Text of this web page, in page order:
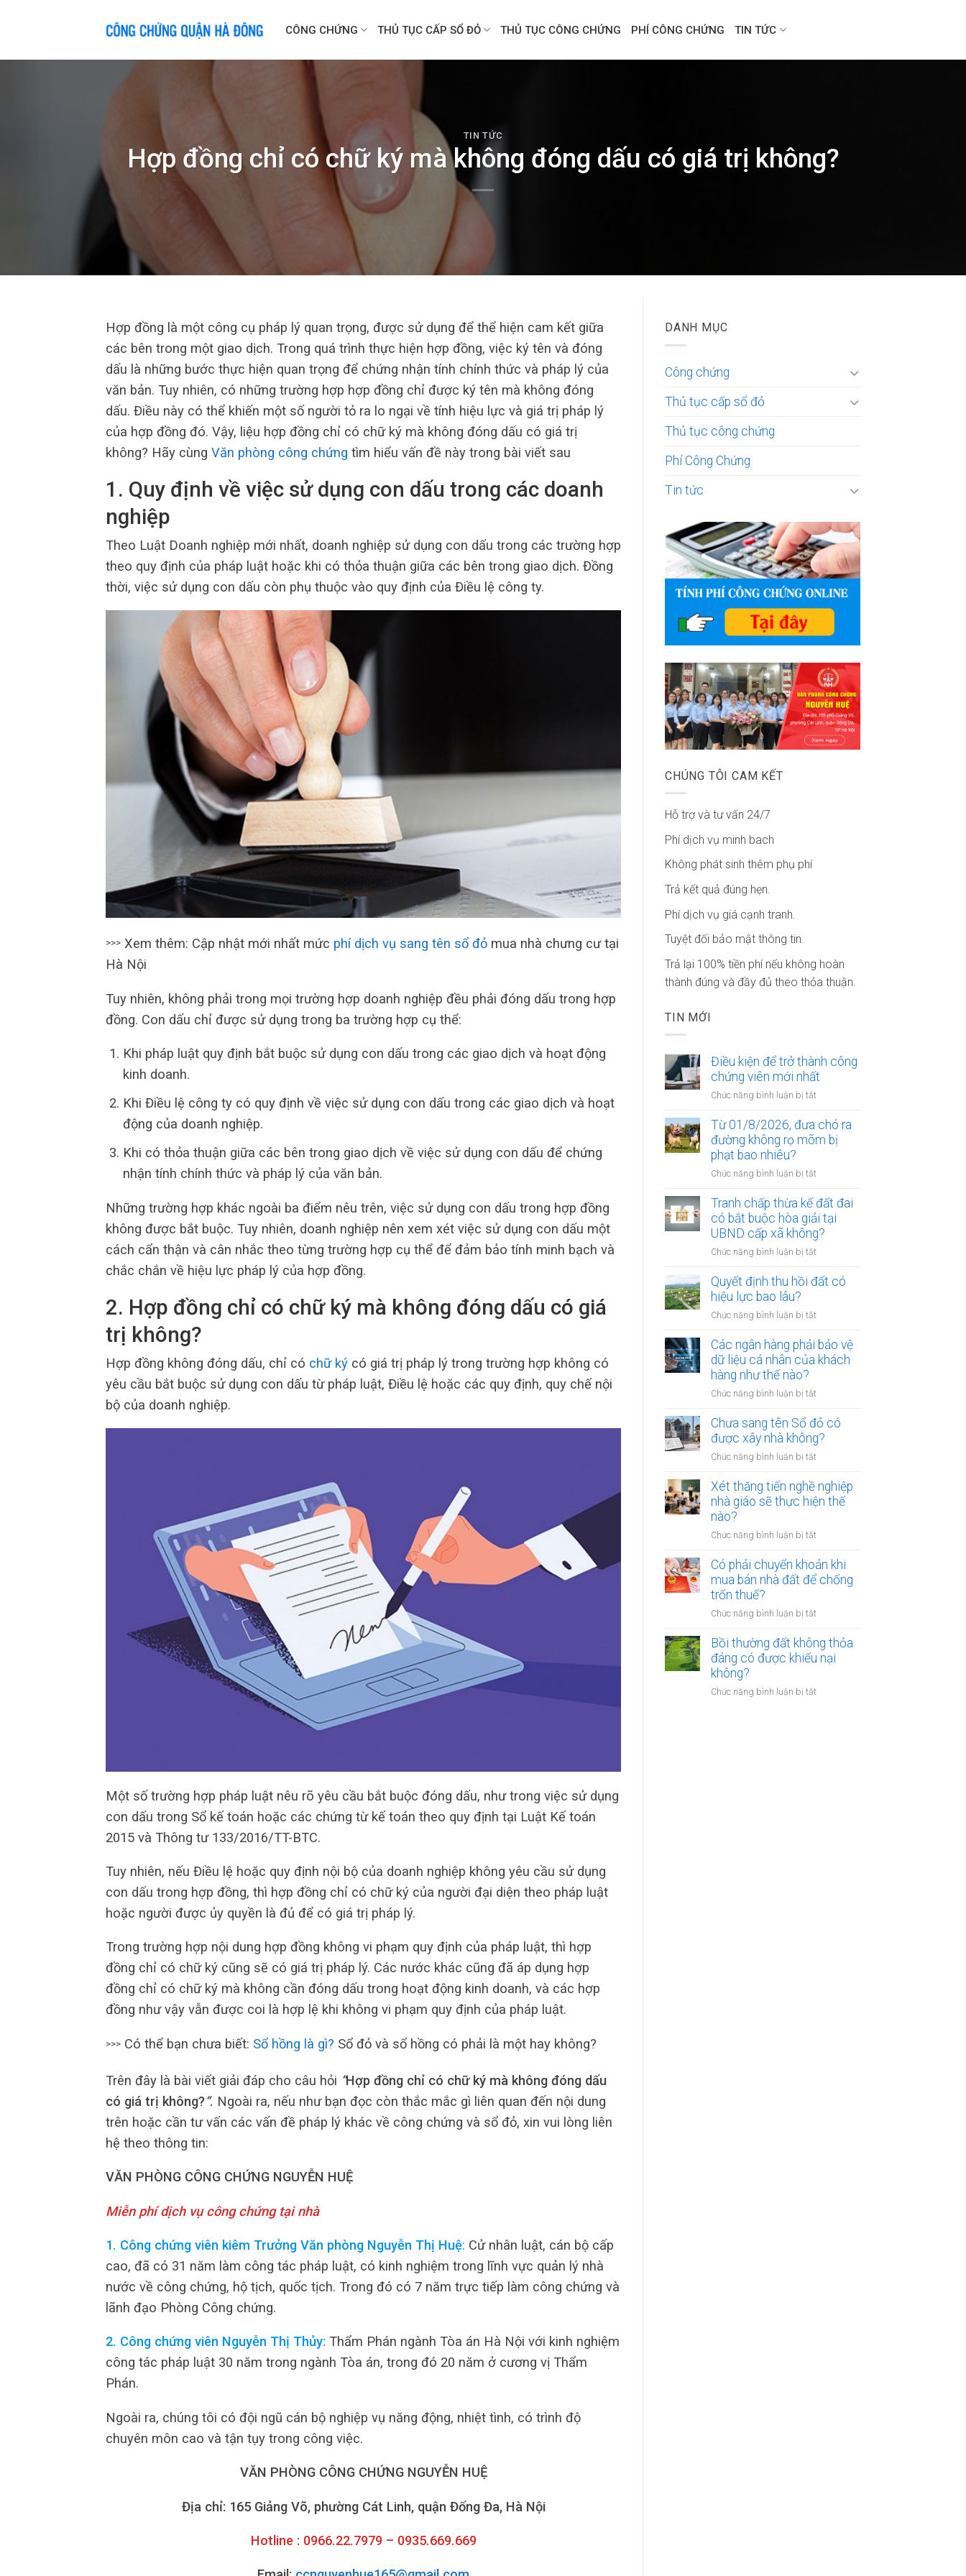
CÔNG CHỨNG THỦ TỤC CẤP SỔ ĐỎ THỦ TỤC CÔNG CHỨNG PHÍ CÔNG CHỨNG TIN TỨC
TIN TỨC
Hợp đồng chỉ có chữ ký mà không đóng dấu có giá trị không?
Hợp đồng là một công cụ pháp lý quan trọng, được sử dụng để thể hiện cam kết giữa
các bên trong một giao dịch. Trong quá trình thực hiện hợp đồng, việc ký tên và đóng
dấu là những bước thực hiện quan trọng để chứng nhận tính chính thức và pháp lý của
văn bản. Tuy nhiên, có những trường hợp hợp đồng chỉ được ký tên mà không đóng
dấu. Điều này có thể khiến một số người tỏ ra lo ngại về tính hiệu lực và giá trị pháp lý
của hợp đồng đó. Vậy, liệu hợp đồng chỉ có chữ ký mà không đóng dấu có giá trị
không? Hãy cùng Văn phòng công chứng tìm hiểu vấn đề này trong bài viết sau
1. Quy định về việc sử dụng con dấu trong các doanh
nghiệp
Theo Luật Doanh nghiệp mới nhất, doanh nghiệp sử dụng con dấu trong các trường hợp
theo quy định của pháp luật hoặc khi có thỏa thuận giữa các bên trong giao dịch. Đồng
thời, việc sử dụng con dấu còn phụ thuộc vào quy định của Điều lệ công ty.
>>> Xem thêm: Cập nhật mới nhất mức phí dịch vụ sang tên sổ đỏ mua nhà chưng cư tại
Hà Nội
Tuy nhiên, không phải trong mọi trường hợp doanh nghiệp đều phải đóng dấu trong hợp
đồng. Con dấu chỉ được sử dụng trong ba trường hợp cụ thể:
Khi pháp luật quy định bắt buộc sử dụng con dấu trong các giao dịch và hoạt động
kinh doanh.
Khi Điều lệ công ty có quy định về việc sử dụng con dấu trong các giao dịch và hoạt
động của doanh nghiệp.
Khi có thỏa thuận giữa các bên trong giao dịch về việc sử dụng con dấu để chứng
nhận tính chính thức và pháp lý của văn bản.
Những trường hợp khác ngoài ba điểm nêu trên, việc sử dụng con dấu trong hợp đồng
không được bắt buộc. Tuy nhiên, doanh nghiệp nên xem xét việc sử dụng con dấu một
cách cẩn thận và cân nhắc theo từng trường hợp cụ thể để đảm bảo tính minh bạch và
chắc chắn về hiệu lực pháp lý của hợp đồng.
2. Hợp đồng chỉ có chữ ký mà không đóng dấu có giá
trị không?
Hợp đồng không đóng dấu, chỉ có chữ ký có giá trị pháp lý trong trường hợp không có
yêu cầu bắt buộc sử dụng con dấu từ pháp luật, Điều lệ hoặc các quy định, quy chế nội
bộ của doanh nghiệp.
Một số trường hợp pháp luật nêu rõ yêu cầu bắt buộc đóng dấu, như trong việc sử dụng
con dấu trong Sổ kế toán hoặc các chứng từ kế toán theo quy định tại Luật Kế toán
2015 và Thông tư 133/2016/TT-BTC.
Tuy nhiên, nếu Điều lệ hoặc quy định nội bộ của doanh nghiệp không yêu cầu sử dụng
con dấu trong hợp đồng, thì hợp đồng chỉ có chữ ký của người đại diện theo pháp luật
hoặc người được ủy quyền là đủ để có giá trị pháp lý.
Trong trường hợp nội dung hợp đồng không vi phạm quy định của pháp luật, thì hợp
đồng chỉ có chữ ký cũng sẽ có giá trị pháp lý. Các nước khác cũng đã áp dụng hợp
đồng chỉ có chữ ký mà không cần đóng dấu trong hoạt động kinh doanh, và các hợp
đồng như vậy vẫn được coi là hợp lệ khi không vi phạm quy định của pháp luật.
>>> Có thể bạn chưa biết: Sổ hồng là gì? Sổ đỏ và sổ hồng có phải là một hay không?
Trên đây là bài viết giải đáp cho câu hỏi “Hợp đồng chỉ có chữ ký mà không đóng dấu
có giá trị không?“. Ngoài ra, nếu như bạn đọc còn thắc mắc gì liên quan đến nội dung
trên hoặc cần tư vấn các vấn đề pháp lý khác về công chứng và sổ đỏ, xin vui lòng liên
hệ theo thông tin:
VĂN PHÒNG CÔNG CHỨNG NGUYỄN HUỆ
Miễn phí dịch vụ công chứng tại nhà
1. Công chứng viên kiêm Trưởng Văn phòng Nguyễn Thị Huệ: Cử nhân luật, cán bộ cấp
cao, đã có 31 năm làm công tác pháp luật, có kinh nghiệm trong lĩnh vực quản lý nhà
nước về công chứng, hộ tịch, quốc tịch. Trong đó có 7 năm trực tiếp làm công chứng và
lãnh đạo Phòng Công chứng.
2. Công chứng viên Nguyễn Thị Thủy: Thẩm Phán ngành Tòa án Hà Nội với kinh nghiệm
công tác pháp luật 30 năm trong ngành Tòa án, trong đó 20 năm ở cương vị Thẩm
Phán.
Ngoài ra, chúng tôi có đội ngũ cán bộ nghiệp vụ năng động, nhiệt tình, có trình độ
chuyên môn cao và tận tụy trong công việc.
VĂN PHÒNG CÔNG CHỨNG NGUYỄN HUỆ
Địa chỉ: 165 Giảng Võ, phường Cát Linh, quận Đống Đa, Hà Nội
Hotline : 0966.22.7979 – 0935.669.669
DANH MỤC
Công chứng
Thủ tục cấp sổ đỏ
Thủ tục công chứng
Phí Công Chứng
Tin tức
CHÚNG TÔI CAM KẾT
Hỗ trợ và tư vấn 24/7
Phí dịch vụ minh bach
Không phát sinh thêm phụ phí
Trả kết quả đúng hẹn.
Phí dịch vụ giá cạnh tranh.
Tuyệt đối bảo mật thông tin.
Trả lại 100% tiền phí nếu không hoàn
thành đúng và đầy đủ theo thỏa thuận.
TIN MỚI
Điều kiện để trở thành công
chứng viên mới nhất
Chức năng bình luận bị tắt
kiện
để
công
viên
mới
nhất
Từ 01/8/2026, đưa chó ra
đường không rọ mõm bị
phạt bao nhiêu?
Chức năng bình luận bị tắt
01/8/2026,
đưa
chó
ra
đường
rọ
bao
nhiêu?
Tranh chấp thừa kế đất đai
có bắt buộc hòa giải tại
UBND cấp xã không?
Chức năng bình luận bị tắt
chấp
đất
có
bắt
tại
UBND
cấp
Quyết định thu hồi đất có
hiệu lực bao lâu?
Chức năng bình luận bị tắt
định
thu
có
lực
bao
Các ngân hàng phải bảo vệ
dữ liệu cá nhân của khách
hàng như thế nào?
Chức năng bình luận bị tắt
ngân
hàng
phải
bảo
dữ
liệu
khách
hàng
như
Chưa sang tên Sổ đỏ có
được xây nhà không?
Chức năng bình luận bị tắt
sang
tên
Sổ
có
xây
nhà
Xét thăng tiến nghề nghiệp
nhà giáo sẽ thực hiện thế
nào?
Chức năng bình luận bị tắt
thăng
tiến
nhà
sẽ
thực
Có phải chuyển khoản khi
mua bán nhà đất để chống
trốn thuế?
Chức năng bình luận bị tắt
phải
chuyển
khoản
mua
Bồi thường đất không thỏa
đáng có được khiếu nại
không?
Chức năng bình luận bị tắt